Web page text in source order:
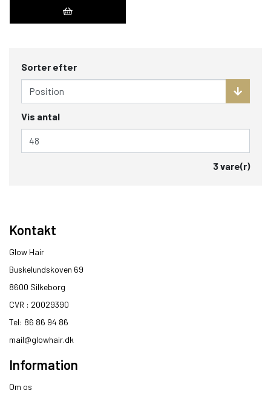
Sorter efter
Vis antal
3 vare(r)
Kontakt
Glow Hair
Buskelundskoven 69
8600 Silkeborg​
CVR : 20029390​
Tel: 86 86 94 86
mail@glowhair.dk
Information
Om os